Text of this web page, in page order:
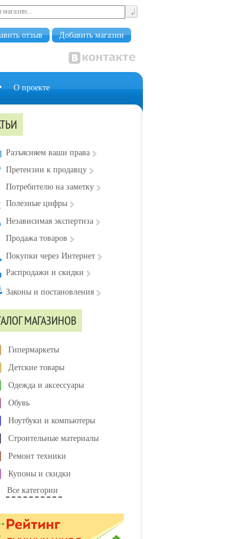
отзыв Добавить магазин
О проекте
Разъясняем ваши права
Претензии к продавцу
Потребителю на заметку
Полезные цифры
Независимая экспертиза
Продажа товаров
Покупки через Интернет
Распродажи и скидки
Законы и постановления
МАГАЗИНОВ
Гипермаркеты
Детские товары
Одежда и аксессуары
Обувь
Ноутбуки и компьютеры
Строительные материалы
Ремонт техники
Купоны и скидки
Все категории